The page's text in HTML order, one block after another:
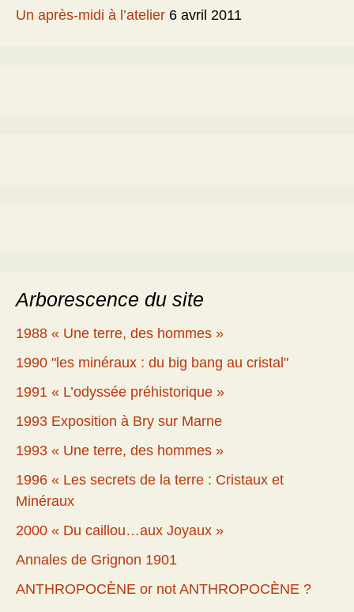
Un après-midi à l’atelier 6 avril 2011
Arborescence du site
1988 « Une terre, des hommes »
1990 "les minéraux : du big bang au cristal"
1991 « L’odyssée préhistorique »
1993 Exposition à Bry sur Marne
1993 « Une terre, des hommes »
1996 « Les secrets de la terre : Cristaux et
Minéraux
2000 « Du caillou…aux Joyaux »
Annales de Grignon 1901
ANTHROPOCÈNE or not ANTHROPOCÈNE ?